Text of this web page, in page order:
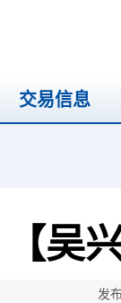
交易信息
【吴
发